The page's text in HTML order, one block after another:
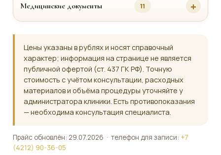
Медицинские документы 11
Цены указаны в рублях и носят справочный
характер; информация на странице не является
публичной офертой (ст. 437 ГК РФ). Точную
стоимость с учётом консультации, расходных
материалов и объёма процедуры уточняйте у
администратора клиники. Есть противопоказания
— необходима консультация специалиста.
Прайс обновлён: 29.07.2026 · телефон для записи: +7
(4212) 90-36-05